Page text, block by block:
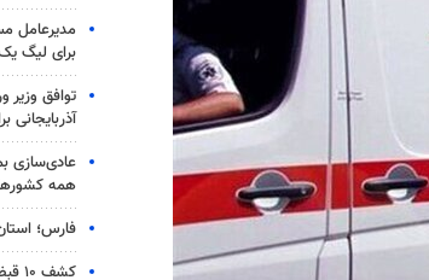
مدیرعامل
برای لیگ
توافق وزیر
عادی‌سازی
همه
فارس؛